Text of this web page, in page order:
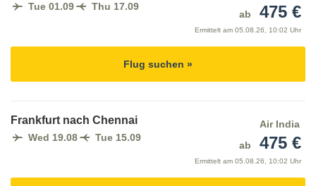
Tue 01.09 Thu 17.09
ab
475 €
Ermittelt am 05.08.26, 10:02 Uhr
Flug suchen »
Frankfurt nach Chennai
Wed 19.08 Tue 15.09
Air India
ab
475 €
Ermittelt am 05.08.26, 10:02 Uhr